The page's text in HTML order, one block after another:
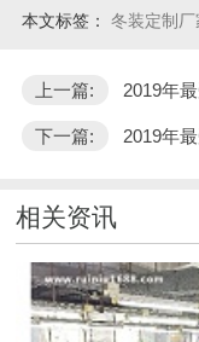
本文标签： 冬装定制厂
上一篇: 2019年
下一篇: 2019年
相关资讯